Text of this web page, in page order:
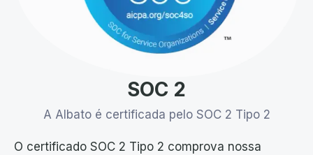
SOC 2
A Albato é certificada pelo SOC 2 Tipo 2
O certificado SOC 2 Tipo 2 comprova nossa